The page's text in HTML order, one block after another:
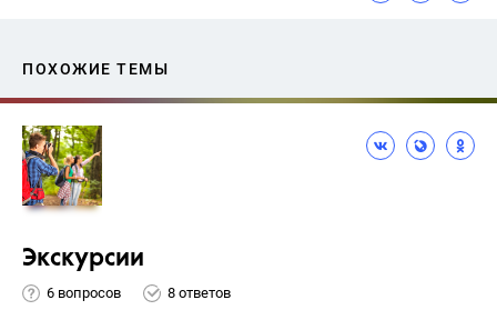
ПОХОЖИЕ ТЕМЫ
Экскурсии
6 вопросов 8 ответов